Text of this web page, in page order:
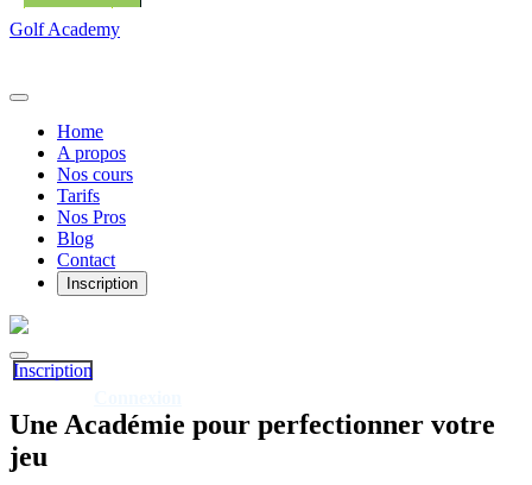
Golf Academy
Home
A propos
Nos cours
Tarifs
Nos Pros
Blog
Contact
Inscription
Inscription
Une Académie pour perfectionner votre
jeu